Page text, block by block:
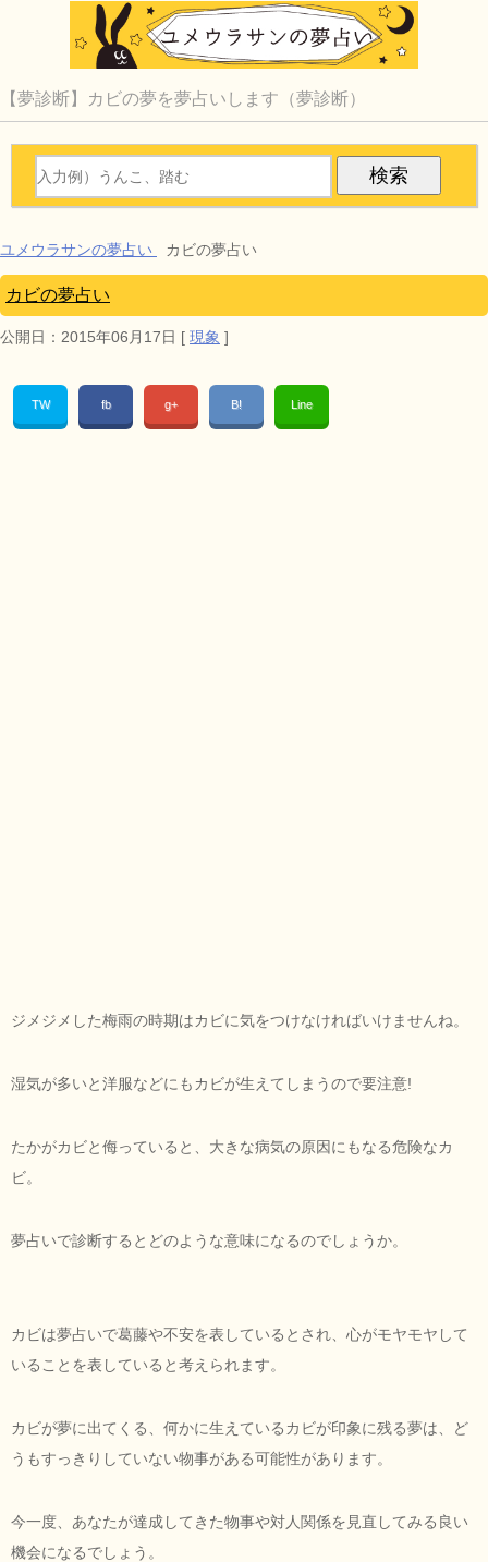
【夢診断】カビの夢を夢占いします（夢診断）
ユメウラサンの夢占い カビの夢占い
カビの夢占い
公開日： 2015年06月17日 [ 現象 ]
TW fb g+ B! Line
ジメジメした梅雨の時期はカビに気をつけなければいけませんね。
湿気が多いと洋服などにもカビが生えてしまうので要注意!
たかがカビと侮っていると、大きな病気の原因にもなる危険なカ
ビ。
夢占いで診断するとどのような意味になるのでしょうか。
カビは夢占いで葛藤や不安を表しているとされ、心がモヤモヤして
いることを表していると考えられます。
カビが夢に出てくる、何かに生えているカビが印象に残る夢は、ど
うもすっきりしていない物事がある可能性があります。
今一度、あなたが達成してきた物事や対人関係を見直してみる良い
機会になるでしょう。